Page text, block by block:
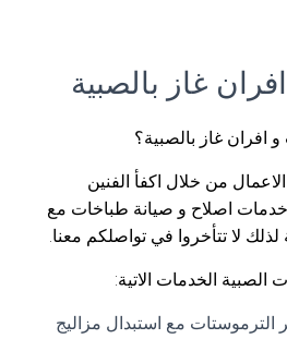
غاز بالصبية
غاز بالصبية؟
من خلال اكفأ الفنين
اصلاح و صيانة طباخات مع
لذلك لا تتأخروا في تواصلكم معنا.
الخدمات الاتية:
الترموستات مع استبدال مزاليج